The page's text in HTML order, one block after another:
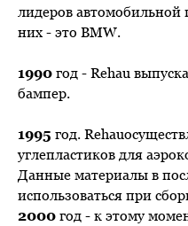
лидеров
них - это BMW.
1990 год - Rehau
бампер.
1995 год.
углепластиков для
Данные материалы в
использоваться при
2000 год - к этому